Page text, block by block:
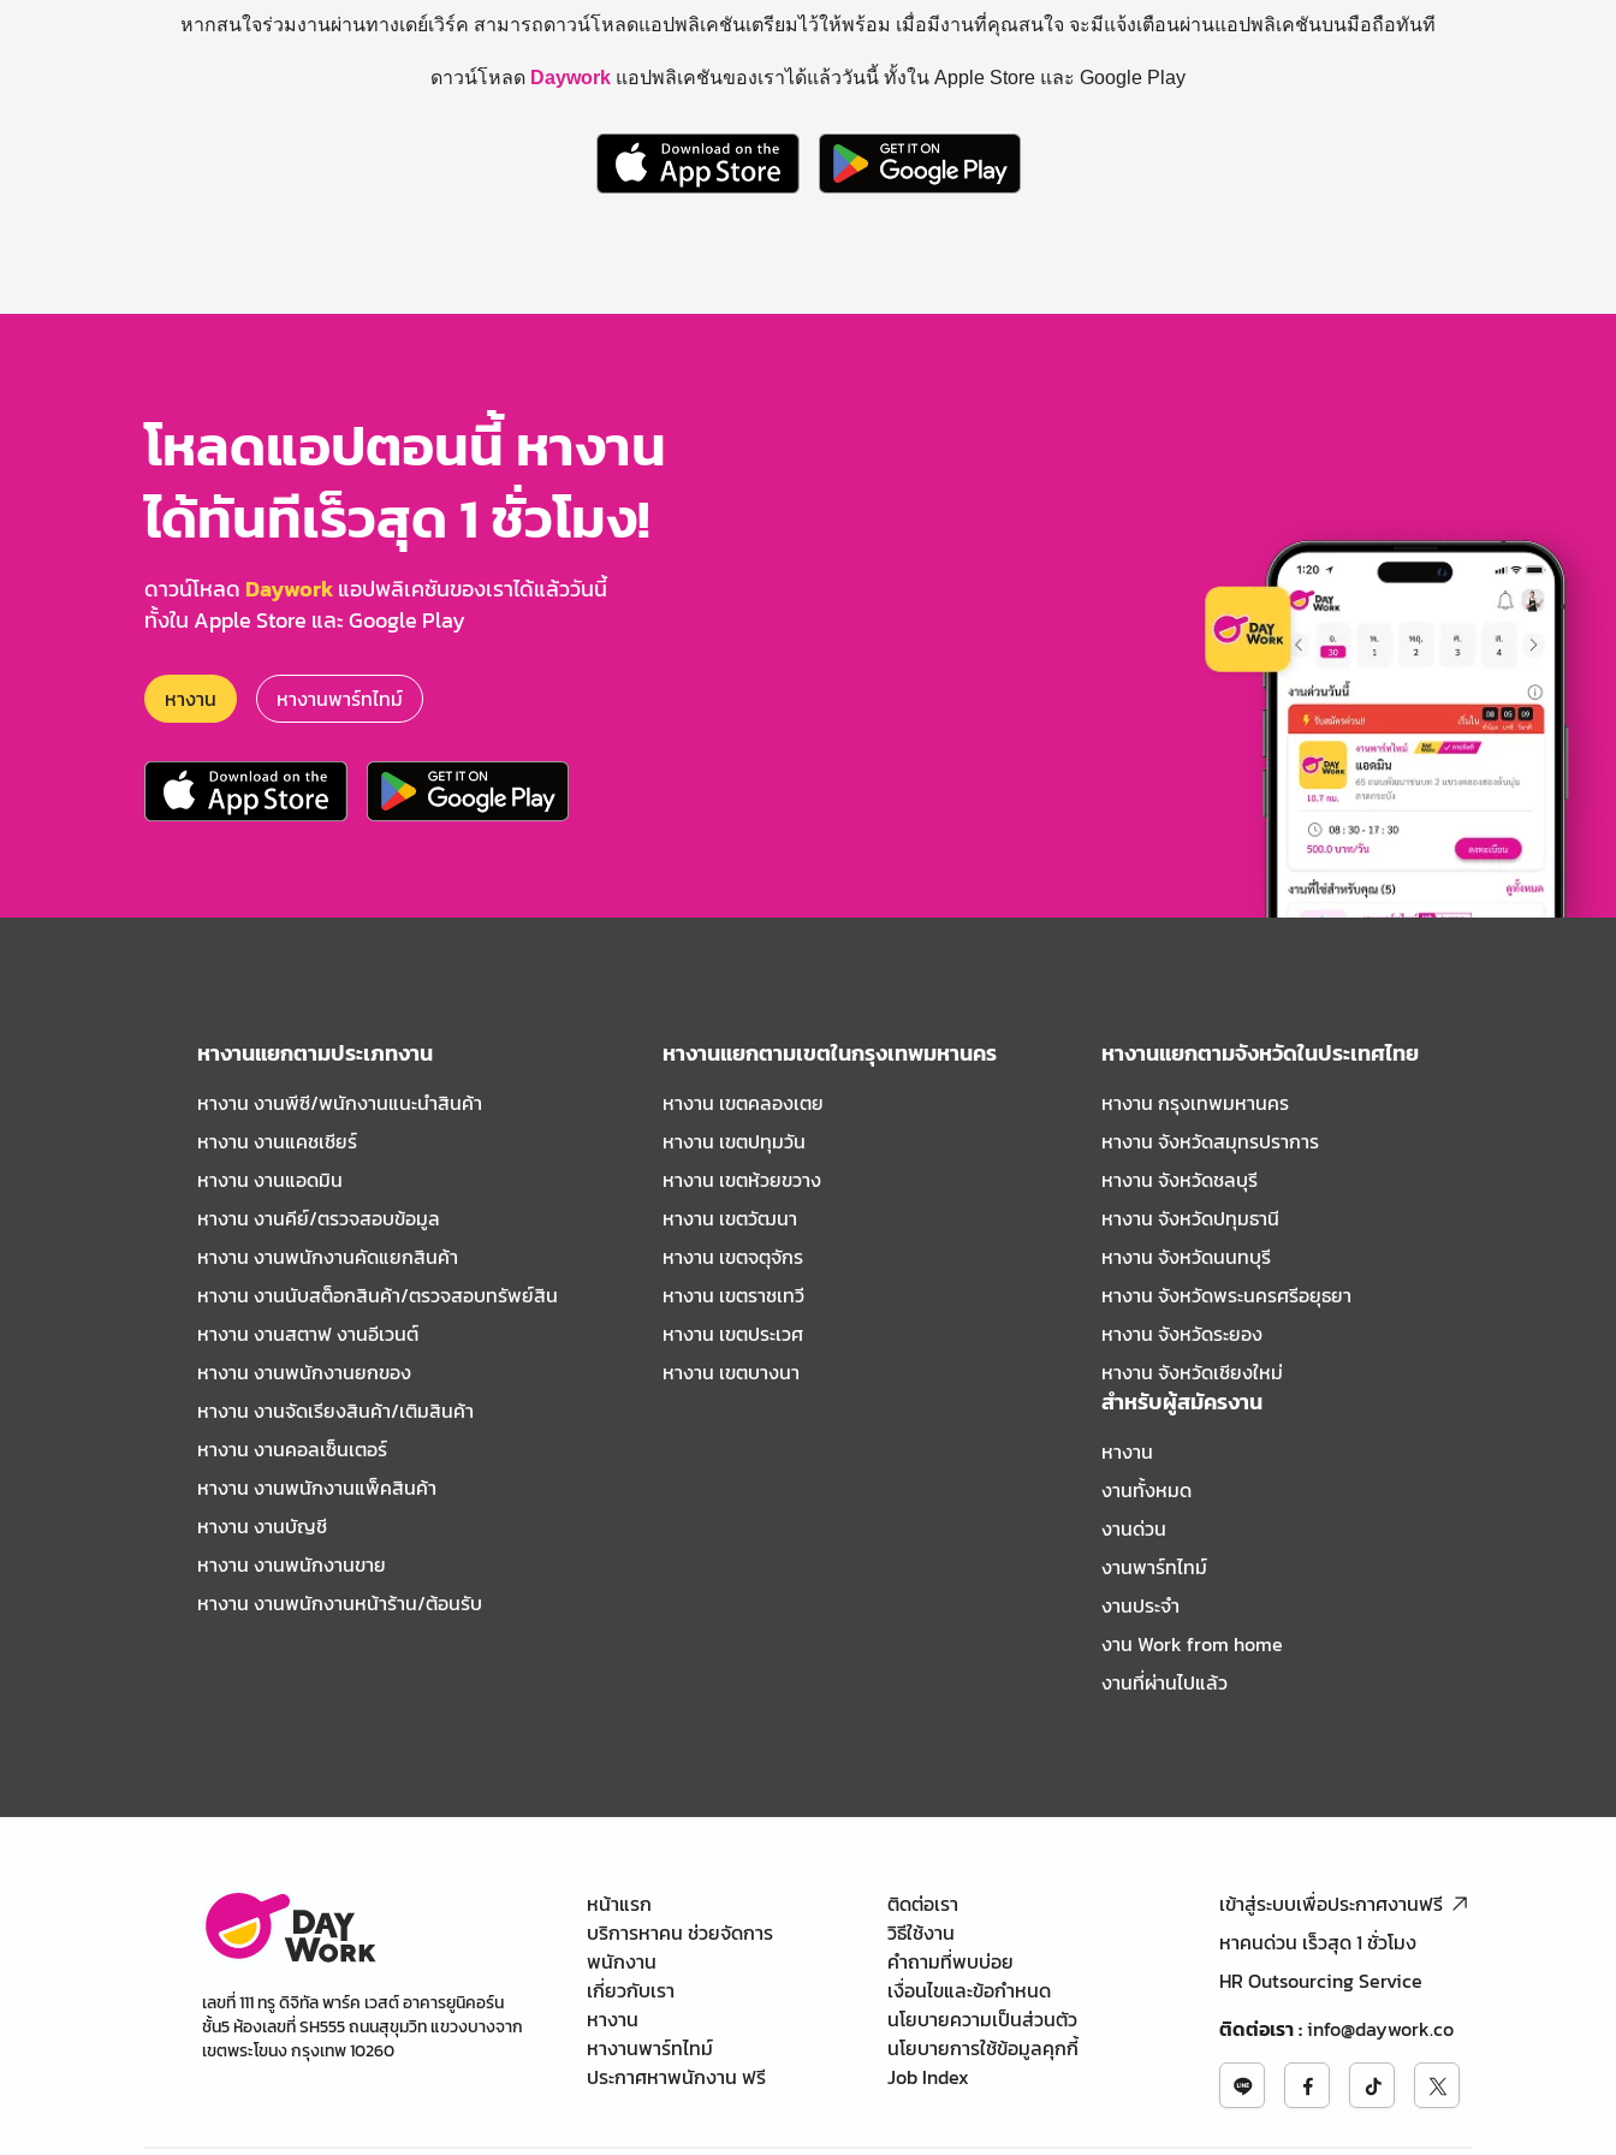
หากสนใจร่วมงานผ่านทางเดย์เวิร์ค สามารถดาวน์โหลดแอปพลิเคชันเตรียมไว้ให้พร้อม เมื่อมีงานที่คุณสนใจ จะมีแจ้งเตือนผ่านแอปพลิเคชันบนมือถือทันที
ดาวน์โหลด Daywork แอปพลิเคชันของเราได้แล้ววันนี้ ทั้งใน Apple Store และ Google Play
โหลดแอปตอนนี้ หางาน
ได้ทันทีเร็วสุด 1 ชั่วโมง!
ดาวน์โหลด Dayworkแอปพลิเคชันของเราได้แล้ววันนี้
ทั้งใน Apple Store และ Google Play
หางาน หางานพาร์ทไทม์
หางานแยกตามประเภทงาน
หางาน งานพีซี/พนักงานแนะนําสินค้า
หางาน งานแคชเชียร์
หางาน งานแอดมิน
หางาน งานคีย์/ตรวจสอบข้อมูล
หางาน งานพนักงานคัดแยกสินค้า
หางาน งานนับสต็อกสินค้า/ตรวจสอบทรัพย์สิน
หางาน งานสตาฟ งานอีเวนต์
หางาน งานพนักงานยกของ
หางาน งานจัดเรียงสินค้า/เติมสินค้า
หางาน งานคอลเซ็นเตอร์
หางาน งานพนักงานแพ็คสินค้า
หางาน งานบัญชี
หางาน งานพนักงานขาย
หางาน งานพนักงานหน้าร้าน/ต้อนรับ
หางานแยกตามเขตในกรุงเทพมหานคร
หางาน เขตคลองเตย
หางาน เขตปทุมวัน
หางาน เขตห้วยขวาง
หางาน เขตวัฒนา
หางาน เขตจตุจักร
หางาน เขตราชเทวี
หางาน เขตประเวศ
หางาน เขตบางนา
หางานแยกตามจังหวัดในประเทศไทย
หางาน กรุงเทพมหานคร
หางาน จังหวัดสมุทรปราการ
หางาน จังหวัดชลบุรี
หางาน จังหวัดปทุมธานี
หางาน จังหวัดนนทบุรี
หางาน จังหวัดพระนครศรีอยุธยา
หางาน จังหวัดระยอง
หางาน จังหวัดเชียงใหม่
สำหรับผู้สมัครงาน
หางาน
งานทั้งหมด
งานด่วน
งานพาร์ทไทม์
งานประจำ
งาน Work from home
งานที่ผ่านไปแล้ว
เลขที่ 111 ทรู ดิจิทัล พาร์ค เวสต์ อาคารยูนิคอร์น
ชั้น5 ห้องเลขที่ SH555 ถนนสุขุมวิท แขวงบางจาก
เขตพระโขนง กรุงเทพ 10260
หน้าแรก
บริการหาคน ช่วยจัดการ
พนักงาน
เกี่ยวกับเรา
หางาน
หางานพาร์ทไทม์
ประกาศหาพนักงาน ฟรี
ติดต่อเรา
วิธีใช้งาน
คำถามที่พบบ่อย
เงื่อนไขและข้อกำหนด
นโยบายความเป็นส่วนตัว
นโยบายการใช้ข้อมูลคุกกี้
Job Index
เข้าสู่ระบบเพื่อประกาศงานฟรี
หาคนด่วน เร็วสุด 1 ชั่วโมง
HR Outsourcing Service
ติดต่อเรา:info@daywork.co